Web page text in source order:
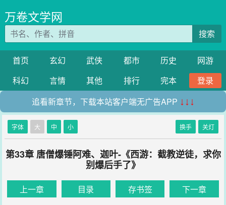
万卷文学网
搜索
首页 玄幻 武侠 都市 历史
网游
科幻
言情 其他 排行 完本
登录
追看新章节，下载本站客户端无广告APP ↓↓↓
字体 大 中 小 换手 关灯
第33章 唐僧爆锤阿难、迦叶-《西游：截教逆徒，求你
别爆后手了》
上一章 目录 存书签 下一章